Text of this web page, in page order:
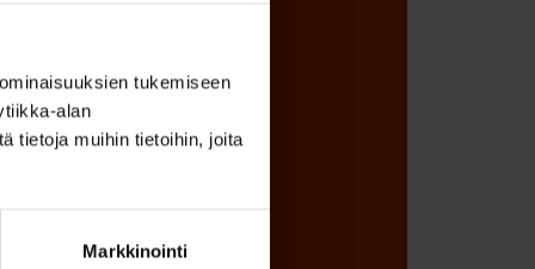
tukemiseen
alan
tietoja muihin tietoihin, joita
Markkinointi